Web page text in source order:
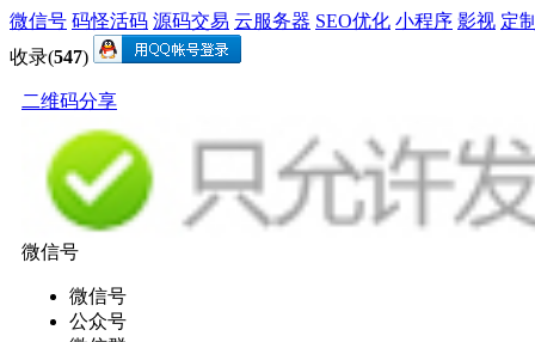
微信号 码怪活码 源码交易 云服务器 SEO优化 小程序 影视 定
收录(547)
二维码分享
微信号
微信号
公众号